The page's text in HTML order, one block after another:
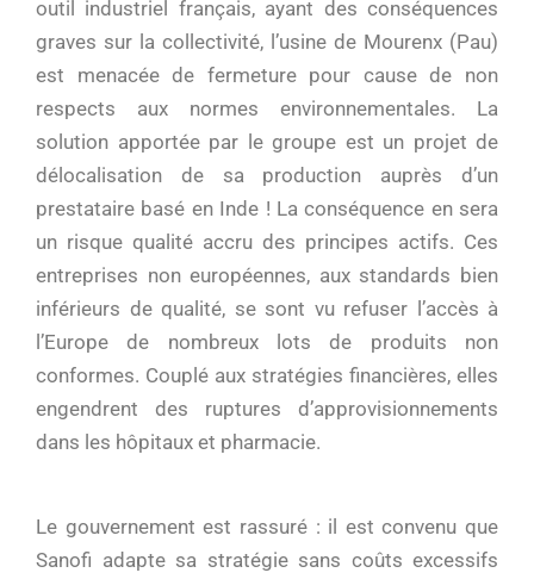
outil industriel français, ayant des conséquences
graves sur la collectivité, l’usine de Mourenx (Pau)
est menacée de fermeture pour cause de non
respects aux normes environnementales. La
solution apportée par le groupe est un projet de
délocalisation de sa production auprès d’un
prestataire basé en Inde ! La conséquence en sera
un risque qualité accru des principes actifs. Ces
entreprises non européennes, aux standards bien
inférieurs de qualité, se sont vu refuser l’accès à
l’Europe de nombreux lots de produits non
conformes. Couplé aux stratégies financières, elles
engendrent des ruptures d’approvisionnements
dans les hôpitaux et pharmacie.
Le gouvernement est rassuré : il est convenu que
Sanofi adapte sa stratégie sans coûts excessifs